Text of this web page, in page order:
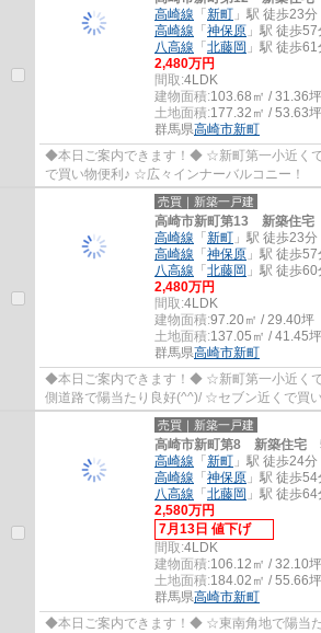
高崎線 「 新町 」駅 徒歩23分
高崎線 「 神保原 」駅 徒歩57
八高線 「 北藤岡 」駅 徒歩61
2,480万円
間取:4LDK
建物面積:103.68㎡ / 31.36坪
土地面積:177.32㎡ / 53.63坪
群馬県高崎市新町
◆本日ご案内できます！◆ ☆新町第一小近く
で買い物便利♪ ☆広々インナーバルコニー！
売買｜新築一戸建
高崎市新町第13 新築住
高崎線 「 新町 」駅 徒歩23分
高崎線 「 神保原 」駅 徒歩57
八高線 「 北藤岡 」駅 徒歩60
2,480万円
間取:4LDK
建物面積:97.20㎡ / 29.40坪
土地面積:137.05㎡ / 41.45坪
群馬県高崎市新町
◆本日ご案内できます！◆ ☆新町第一小近く
側道路で陽当たり良好(^^)/ ☆セブン近くで買
売買｜新築一戸建
高崎市新町第8 新築住宅
高崎線 「 新町 」駅 徒歩24分
高崎線 「 神保原 」駅 徒歩54
八高線 「 北藤岡 」駅 徒歩64
2,580万円
7月13日 値下げ
間取:4LDK
建物面積:106.12㎡ / 32.10坪
土地面積:184.02㎡ / 55.66坪
群馬県高崎市新町
◆本日ご案内できます！◆ ☆東南角地で陽当